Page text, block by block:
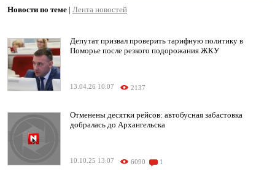
Новости по теме | Лента новостей
Депутат призвал проверить тарифную политику в
Поморье после резкого подорожания ЖКУ
13.04.26 10:07 2137
Отменены десятки рейсов: автобусная забастовка
добралась до Архангельска
10.10.25 13:07 6090 1